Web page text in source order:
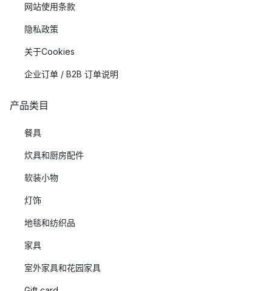
网站使用条款
隐私政策
关于Cookies
企业订单 / B2B 订单说明
产品类目
餐具
炊具和厨房配件
软装小物
灯饰
地毯和纺织品
家具
室外家具和花园家具